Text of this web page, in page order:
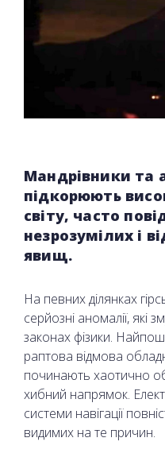
Мандрівники та
підкорюють
світу, часто
незрозумілих і
явищ.
На певних ділянках
серйозні аномалії, які
законах фізики.
раптова відмова
починають хаотично
хибний напрямок.
системи навігації
видимих на те причин.